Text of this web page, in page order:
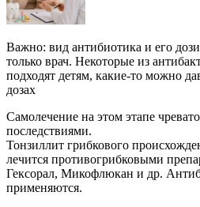
Важно: вид антибиотика и его
только врач. Некоторые из
подходят детям, какие-то можно
дозах
Самолечение на этом этапе
последствиями.
Тонзиллит грибкового
лечится противогрибковыми
Гексорал, Микофлюкан и др.
применяются.